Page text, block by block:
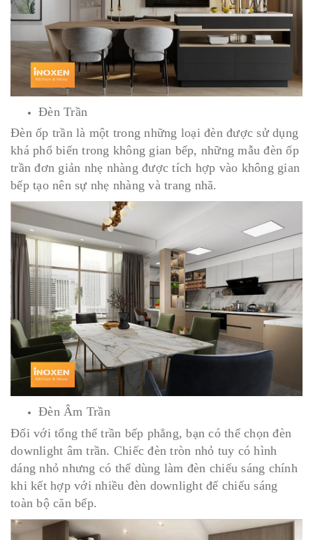
Đèn Trần
Đèn ốp trần là một trong những loại đèn được sử dụng
khá phổ biến trong không gian bếp, những mẫu đèn ốp
trần đơn giản nhẹ nhàng được tích hợp vào không gian
bếp tạo nên sự nhẹ nhàng và trang nhã.
Đèn Âm Trần
Đối với tổng thể trần bếp phẳng, bạn có thể chọn đèn
downlight âm trần. Chiếc đèn tròn nhỏ tuy có hình
dáng nhỏ nhưng có thể dùng làm đèn chiếu sáng chính
khi kết hợp với nhiều đèn downlight để chiếu sáng
toàn bộ căn bếp.